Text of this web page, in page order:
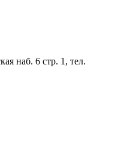
наб. 6 стр. 1, тел.